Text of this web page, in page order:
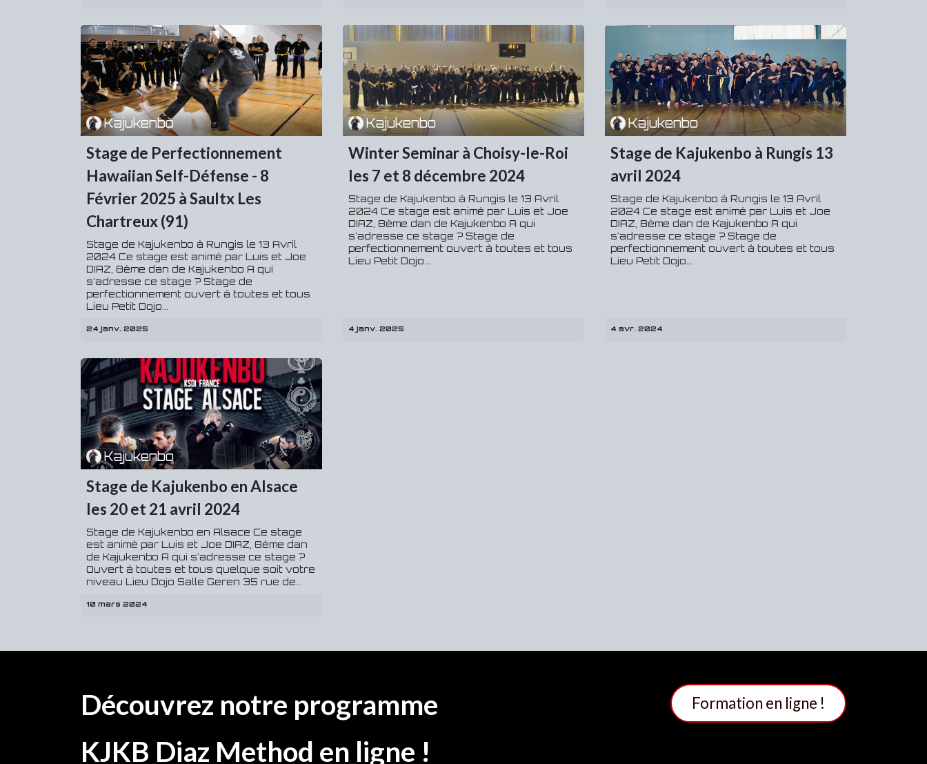
Kajukenbo
Stage de Perfectionnement
Hawaiian Self-Défense - 8
Février 2025 à Saultx Les
Chartreux (91)
Stage de Kajukenbo à Rungis le 13 Avril
2024 Ce stage est animé par Luis et Joe
DIAZ, 8ème dan de Kajukenbo A qui
s'adresse ce stage ? Stage de
perfectionnement ouvert à toutes et tous
Lieu Petit Dojo...
24 janv. 2025
Kajukenbo
Winter Seminar à Choisy-le-Roi
les 7 et 8 décembre 2024
Stage de Kajukenbo à Rungis le 13 Avril
2024 Ce stage est animé par Luis et Joe
DIAZ, 8ème dan de Kajukenbo A qui
s'adresse ce stage ? Stage de
perfectionnement ouvert à toutes et tous
Lieu Petit Dojo...
4 janv. 2025
Kajukenbo
Stage de Kajukenbo à Rungis 13
avril 2024
Stage de Kajukenbo à Rungis le 13 Avril
2024 Ce stage est animé par Luis et Joe
DIAZ, 8ème dan de Kajukenbo A qui
s'adresse ce stage ? Stage de
perfectionnement ouvert à toutes et tous
Lieu Petit Dojo...
4 avr. 2024
Kajukenbo
Stage de Kajukenbo en Alsace
les 20 et 21 avril 2024
Stage de Kajukenbo en Alsace Ce stage
est animé par Luis et Joe DIAZ, 8ème dan
de Kajukenbo A qui s'adresse ce stage ?
Ouvert à toutes et tous quelque soit votre
niveau Lieu Dojo Salle Geren 35 rue de...
10 mars 2024
Découvrez notre programme
KJKB Diaz Method en ligne !
Formation en li​​​​​​​​gne !